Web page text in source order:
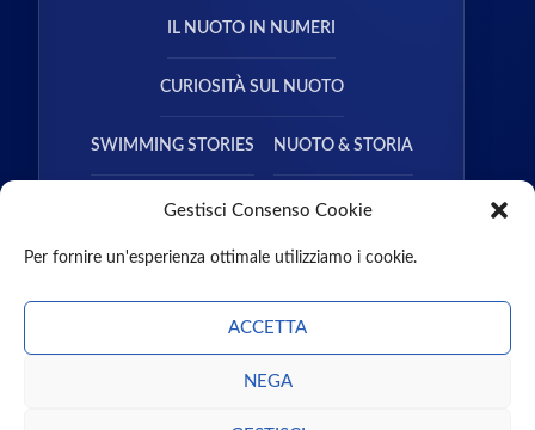
Gestisci Consenso Cookie
Per fornire un'esperienza ottimale utilizziamo i cookie.
ACCETTA
NEGA
IL NUOTO IN NUMERI
CURIOSITÀ SUL NUOTO
SWIMMING STORIES NUOTO & STORIA
NUOTO & SALUTE